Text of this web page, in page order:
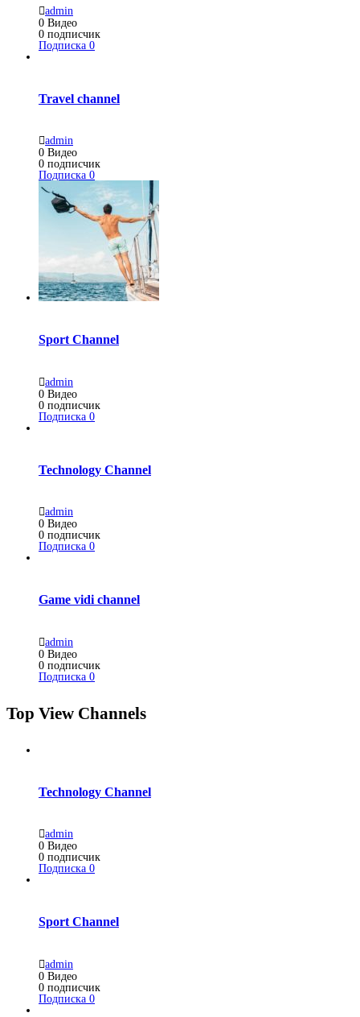
admin
0 Видео
0 подписчик
Подписка 0
Travel channel
admin
0 Видео
0 подписчик
Подписка 0
Sport Channel
admin
0 Видео
0 подписчик
Подписка 0
Technology Channel
admin
0 Видео
0 подписчик
Подписка 0
Game vidi channel
admin
0 Видео
0 подписчик
Подписка 0
Top View Channels
Technology Channel
admin
0 Видео
0 подписчик
Подписка 0
Sport Channel
admin
0 Видео
0 подписчик
Подписка 0